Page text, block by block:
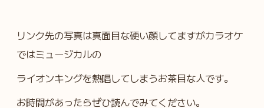
リンク先の写真は真面目な硬い顔してますがカラオケ
ではミュージカルの
ライオンキングを熱唱してしまうお茶目な人です。
お時間があったらぜひ読んでみてください。